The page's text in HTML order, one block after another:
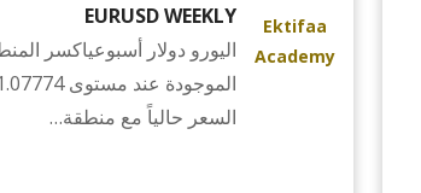
Ektifaa
Academy
EURUSD WEEKLY
اليورو دولار أسبوعياكسر
السعر حالياً مع منطقة…